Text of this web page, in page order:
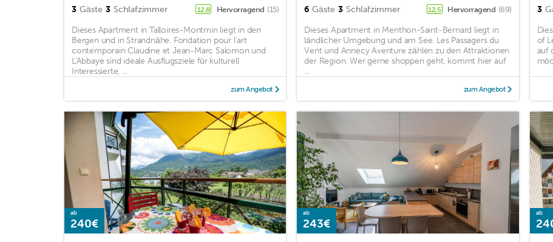
3 Gäste 3 Schlafzimmer 12,8 Hervorragend (15)
Dieses Apartment in Talloires-Montmin liegt in den
Bergen und in Strandnähe. Fondation pour l'art
contemporain Claudine et Jean-Marc Salomon und
L'Abbaye sind ideale Ausflugsziele für kulturell
Interessierte, ...
zum Angebot
6 Gäste 3 Schlafzimmer 12,5 Hervorragend (69)
Dieses Apartment in Menthon-Saint-Bernard liegt in
ländlicher Umgebung und am See. Les Passagers du
Vent und Annecy Aventure zählen zu den Attraktionen
der Region. Wer gerne shoppen geht, kommt hier auf
...
zum Angebot
3
of
auf
ab
240€
ab
243€
ab